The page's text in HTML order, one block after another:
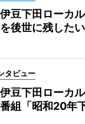
伊豆下田ローカ
後世に残した
タビュー
伊豆下田ローカ
組「昭和20年